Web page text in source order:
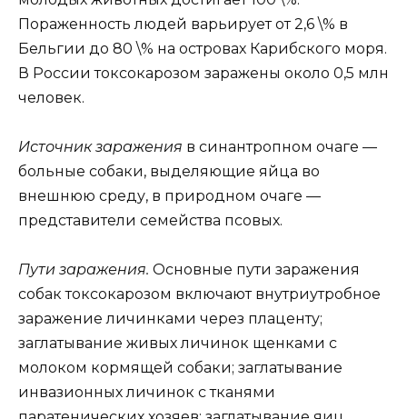
Пораженность людей варьирует от 2,6 \% в
Бельгии до 80 \% на островах Карибского моря.
В России токсокарозом заражены около 0,5 млн
человек.
Источник заражения в синантропном очаге —
больные собаки, выделяющие яйца во
внешнюю среду, в природном очаге —
представители семейства псовых.
Пути заражения. Основные пути заражения
собак токсокарозом включают внутриутробное
заражение личинками через плаценту;
заглатывание живых личинок щенками с
молоком кормящей собаки; заглатывание
инвазионных личинок с тканями